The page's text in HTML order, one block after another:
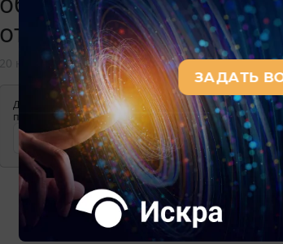
откажется
20 ноября 2020
Для просмотра актуального текста документа и
применения документа, воспользуйтесь поиском в